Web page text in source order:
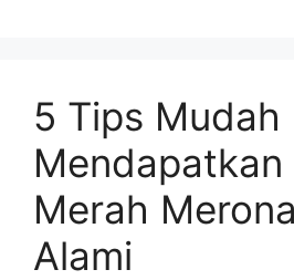
5 Tips Mudah
Mendapatkan
Merah
Alami